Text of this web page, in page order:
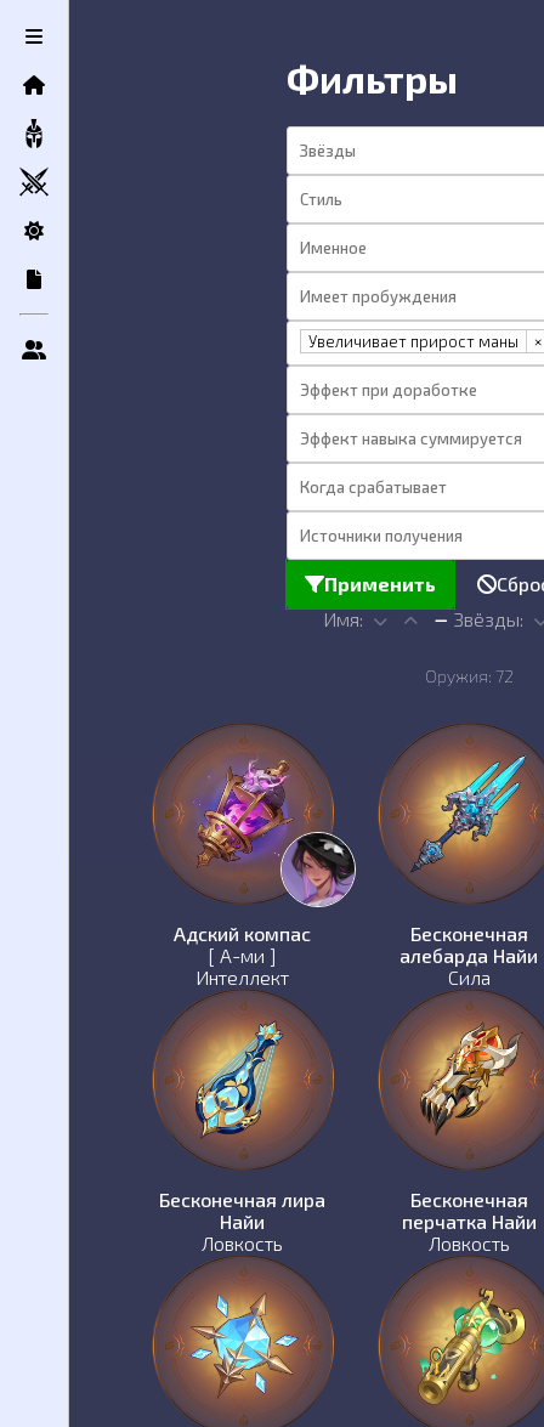
Контактная информация
Сообщение Фильтры
Увеличивает прирост маны ×
Применить
Имя:
Звёзды:
Оружия: 72
Адский компас
[ А-ми ]
Интеллект
Бесконечная
алебарда Найи
Сила
Бесконечная лира
Найи
Ловкость
Бесконечная
перчатка Найи
Ловкость